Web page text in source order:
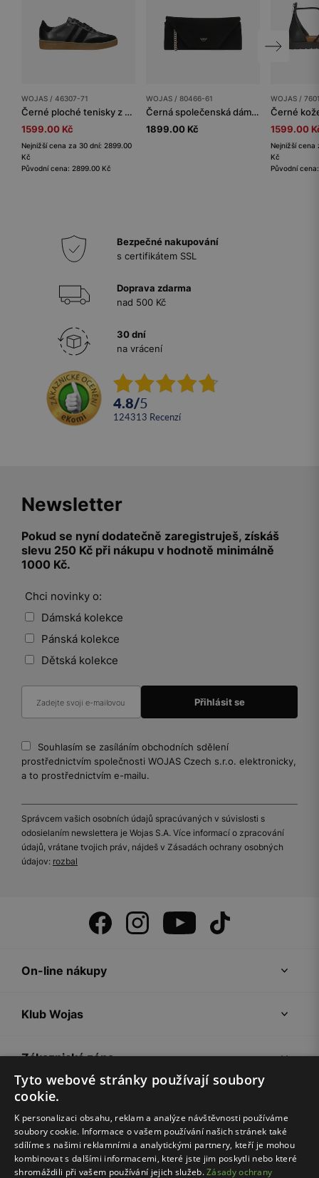
WOJAS / 46307-71
Černé ploché tenisky z kombinovaných kůží
1599.00 Kč
Nejnižší cena za 30 dní: 2899.00
Kč
Původní cena: 2899.00 Kč
WOJAS / 80466-61
Černá společenská dámská kabelka ze semiš-semiše
1899.00 Kč
WOJAS /
1599.00
Nejnižší cena
Kč
Původní
Bezpečné nakupování
s certifikátem SSL
Doprava zdarma
nad 500 Kč
30 dní
na vrácení
4.8/5
124313 recenzí
Newsletter
Pokud se nyní dodatečně zaregistruješ, získáš
slevu 250 Kč při nákupu v hodnotě minimálně
1000 Kč.
Chci novinky o:
Dámská kolekce
Pánská kolekce
Dětská kolekce
Souhlasím se zasíláním obchodních sdělení
prostřednictvím společnosti WOJAS Czech s.r.o. elektronicky,
a to prostřednictvím e-mailu.
Správcem vašich osobních údajů spracúvaných v súvislosti s
odosielaním newslettera je Wojas S.A. Více informací o zpracování
údajů, vrátane tvojich práv, nájdeš v Zásadách ochrany osobných
údajov: rozbal
On-line nákupy
Klub Wojas
Zákaznická zóna
Společnost Wojas
Rady
Tyto webové stránky používají soubory
cookie.
K personalizaci obsahu, reklam a analýze návštěvnosti používáme
soubory cookie. Informace o vašem používání našich stránek také
sdílíme s našimi reklamními a analytickými partnery, kteří je mohou
kombinovat s dalšími informacemi, které jste jim poskytli nebo které
shromáždili při vašem používání jejich služeb.Zásady ochrany